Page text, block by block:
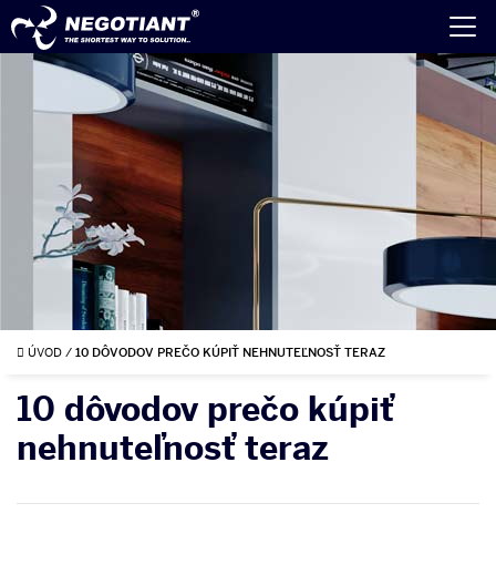
ÚVOD / 10 DÔVODOV PREČO KÚPIŤ NEHNUTEĽNOSŤ TERAZ
10 dôvodov prečo kúpiť
nehnuteľnosť teraz